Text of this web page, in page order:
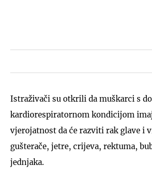
Istraživači su otkrili da muškarci s
kardiorespiratornom kondicijom
vjerojatnost da će razviti rak glave i
gušterače, jetre, crijeva, rektuma,
jednjaka.